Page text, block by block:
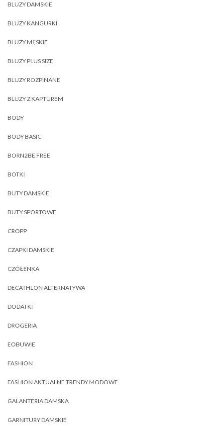
BLUZY DAMSKIE
BLUZY KANGURKI
BLUZY MĘSKIE
BLUZY PLUS SIZE
BLUZY ROZPINANE
BLUZY Z KAPTUREM
BODY
BODY BASIC
BORN2BE FREE
BOTKI
BUTY DAMSKIE
BUTY SPORTOWE
CROPP
CZAPKI DAMSKIE
CZÓŁENKA
DECATHLON ALTERNATYWA
DODATKI
DROGERIA
EOBUWIE
FASHION
FASHION AKTUALNE TRENDY MODOWE
GALANTERIA DAMSKA
GARNITURY DAMSKIE